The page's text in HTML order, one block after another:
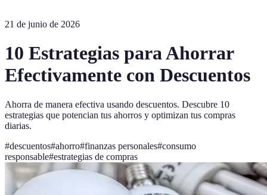
21 de junio de 2026
10 Estrategias para Ahorrar
Efectivamente con Descuentos
Ahorra de manera efectiva usando descuentos. Descubre 10
estrategias que potencian tus ahorros y optimizan tus compras
diarias.
#descuentos#ahorro#finanzas personales#consumo
responsable#estrategias de compras